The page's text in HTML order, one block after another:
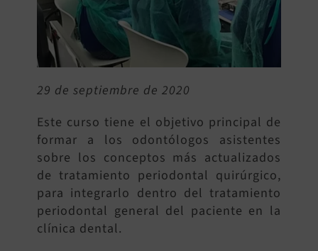
29 de septiembre de 2020
Este curso tiene el objetivo principal de
formar a los odontólogos asistentes
sobre los conceptos más actualizados
de tratamiento periodontal quirúrgico,
para integrarlo dentro del tratamiento
periodontal general del paciente en la
clínica dental.